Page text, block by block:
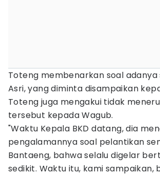
Toteng membenarkan soal adanya
Asri, yang diminta disampaikan
Toteng juga mengakui tidak
tersebut kepada Wagub.
"Waktu Kepala BKD datang, dia
pengalamannya soal pelantikan
Bantaeng, bahwa selalu digelar
sedikit. Waktu itu, kami sampaikan,